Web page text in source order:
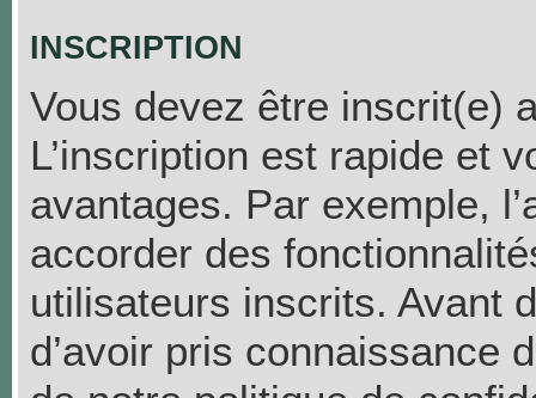
INSCRIPTION
Vous devez être inscrit(e)
L’inscription est rapide et
avantages. Par exemple,
accorder des
utilisateurs inscrits. Avant
d’avoir pris connaissance